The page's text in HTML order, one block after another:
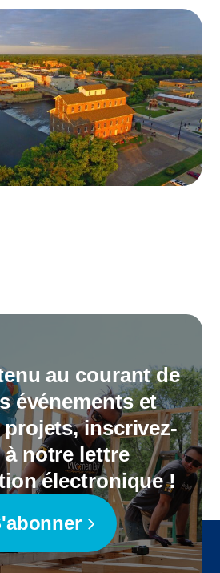
au courant de
événements et
inscrivez-
notre lettre
électronique !